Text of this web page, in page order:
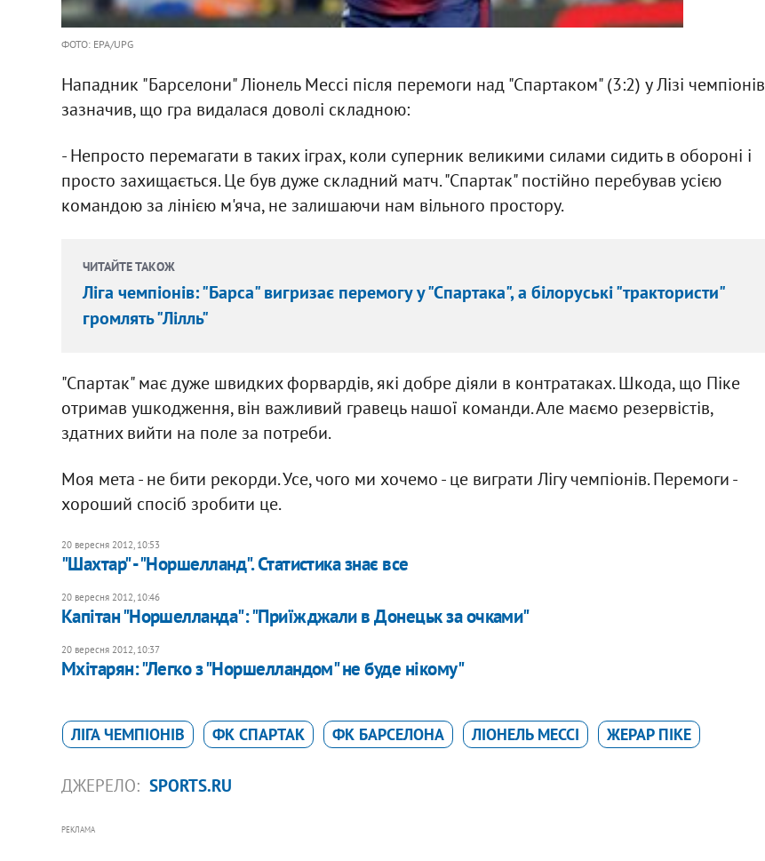
ФОТО: EPA/UPG
Нападник "Барселони" Ліонель Мессі після перемоги над "Спартаком" (3:2) у Лізі чемпіонів
зазначив, що гра видалася доволі складною:
- Непросто перемагати в таких іграх, коли суперник великими силами сидить в обороні і
просто захищається. Це був дуже складний матч. "Спартак" постійно перебував усією
командою за лінією м'яча, не залишаючи нам вільного простору.
ЧИТАЙТЕ ТАКОЖ
Ліга чемпіонів: "Барса" вигризає перемогу у "Спартака", а білоруські "трактористи"
громлять "Лілль"
"Спартак" має дуже швидких форвардів, які добре діяли в контратаках. Шкода, що Піке
отримав ушкодження, він важливий гравець нашої команди. Але маємо резервістів,
здатних вийти на поле за потреби.
Моя мета - не бити рекорди. Усе, чого ми хочемо - це виграти Лігу чемпіонів. Перемоги -
хороший спосіб зробити це.
20 вересня 2012, 10:53
"Шахтар" - "Норшелланд". Статистика знає все
20 вересня 2012, 10:46
Капітан "Норшелланда": "Приїжджали в Донецьк за очками"
20 вересня 2012, 10:37
Мхітарян: "Легко з "Норшелландом" не буде нікому"
ЛІГА ЧЕМПІОНІВ ФК СПАРТАК ФК БАРСЕЛОНА ЛІОНЕЛЬ МЕССІ ЖЕРАР ПІКЕ
ДЖЕРЕЛО: SPORTS.RU
РЕКЛАМА